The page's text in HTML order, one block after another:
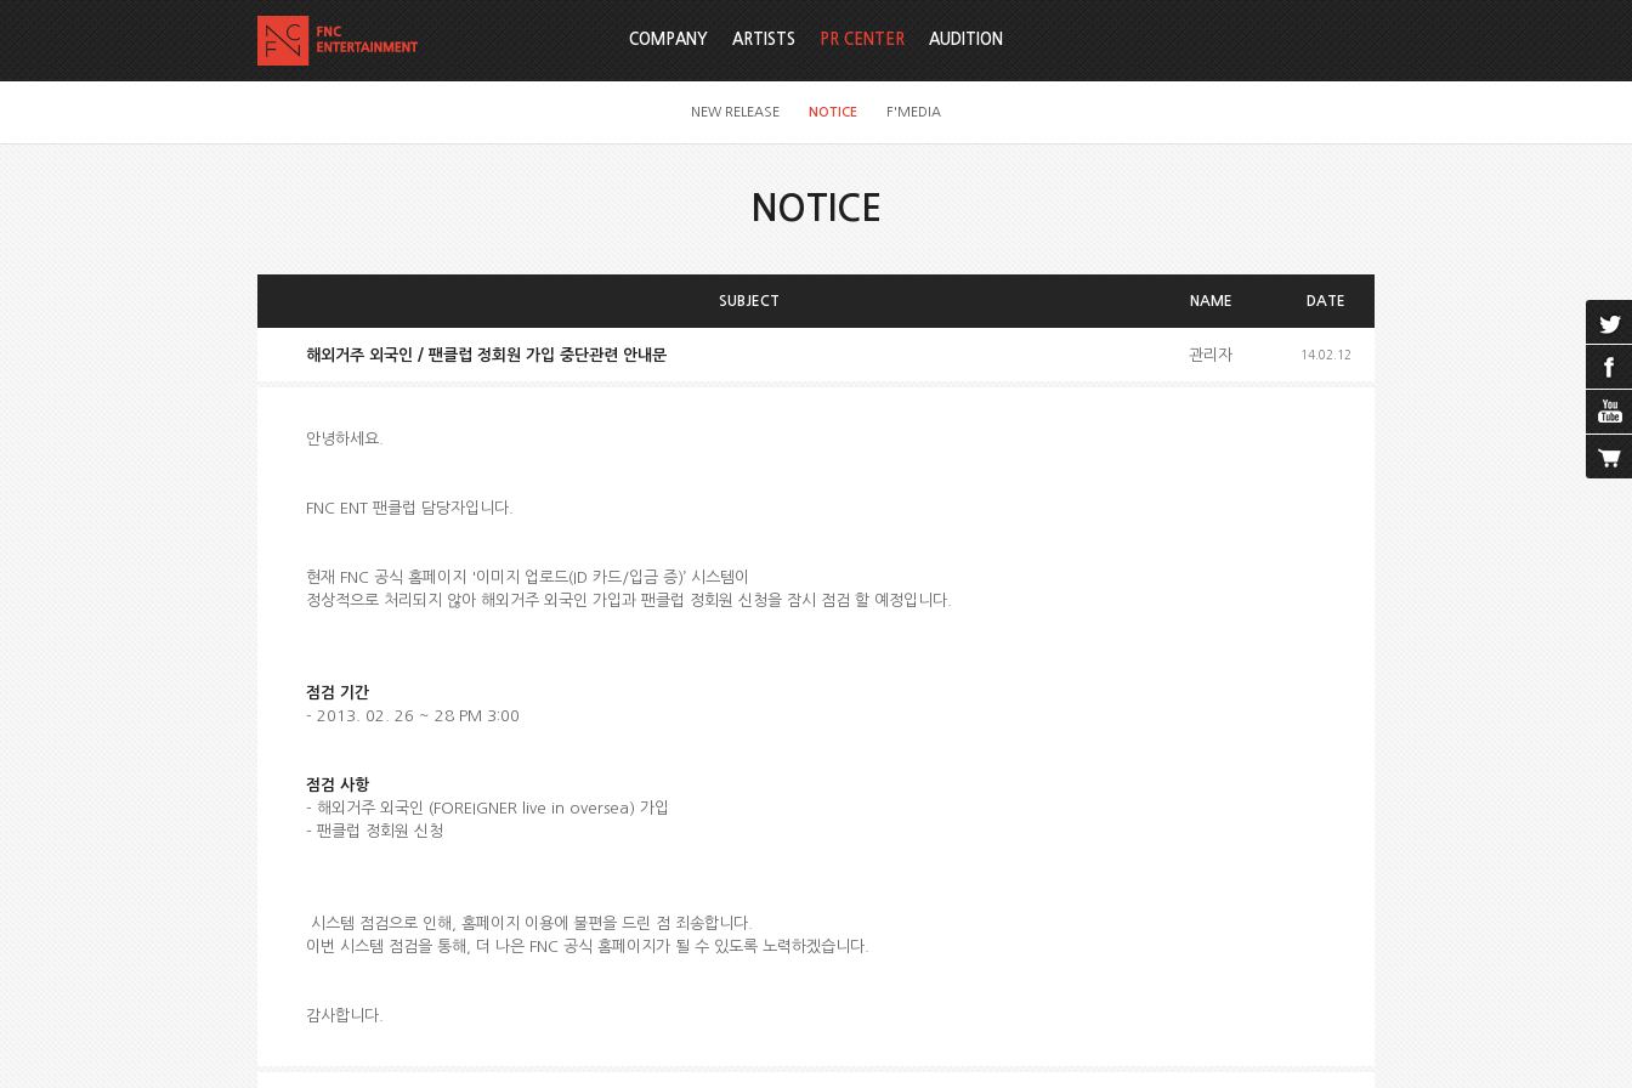
COMPANY ARTISTS PR CENTER
NEW RELEASE NOTICE F'MEDIA
AUDITION
NOTICE
SUBJECT NAME DATE
해외거주 외국인 / 팬클럽 정회원 가입 중단관련 안내문 관리자 14.02.12
안녕하세요.
FNC ENT 팬클럽 담당자입니다.
현재 FNC 공식 홈페이지 '이미지 업로드(ID 카드/입금 증)’ 시스템이
정상적으로 처리되지 않아 해외거주 외국인 가입과 팬클럽 정회원 신청을 잠시 점검 할 예정입니다.
점검 기간
- 2013. 02. 26 ~ 28 PM 3:00
점검 사항
- 해외거주 외국인 (FOREIGNER live in oversea) 가입
- 팬클럽 정회원 신청
시스템 점검으로 인해, 홈페이지 이용에 불편을 드린 점 죄송합니다.
이번 시스템 점검을 통해, 더 나은 FNC 공식 홈페이지가 될 수 있도록 노력하겠습니다.
감사합니다.